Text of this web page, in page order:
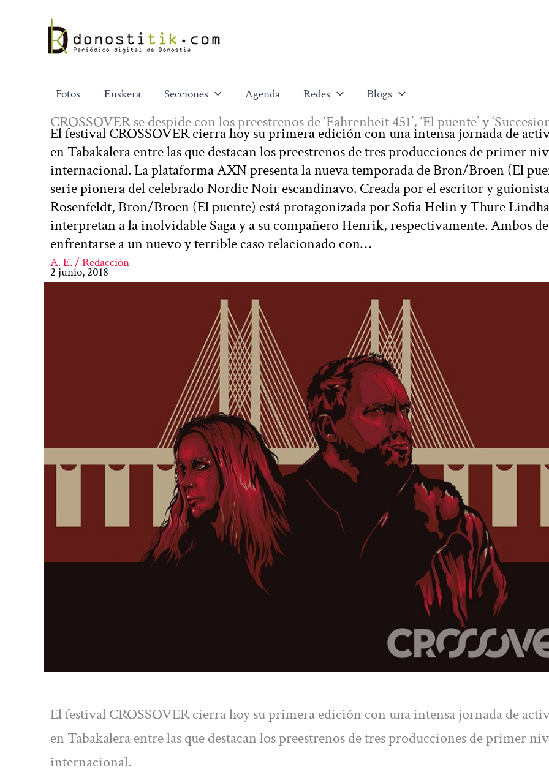
contenido
Fotos Euskera Secciones Agenda Redes Blogs
CROSSOVER se despide con los preestrenos de ‘Fahrenheit 451’, ‘El puente’ y
El festival CROSSOVER cierra hoy su primera edición con una intensa jornada de
en Tabakalera entre las que destacan los preestrenos de tres producciones de primer
internacional. La plataforma AXN presenta la nueva temporada de Bron/Broen (El
serie pionera del celebrado Nordic Noir escandinavo. Creada por el escritor y
Rosenfeldt, Bron/Broen (El puente) está protagonizada por Sofia Helin y Thure
interpretan a la inolvidable Saga y a su compañero Henrik, respectivamente. Ambos
enfrentarse a un nuevo y terrible caso relacionado con…
A. E. / Redacción
2 junio, 2018
El festival CROSSOVER cierra hoy su primera edición con una intensa jornada de
en Tabakalera entre las que destacan los preestrenos de tres producciones de primer
internacional.